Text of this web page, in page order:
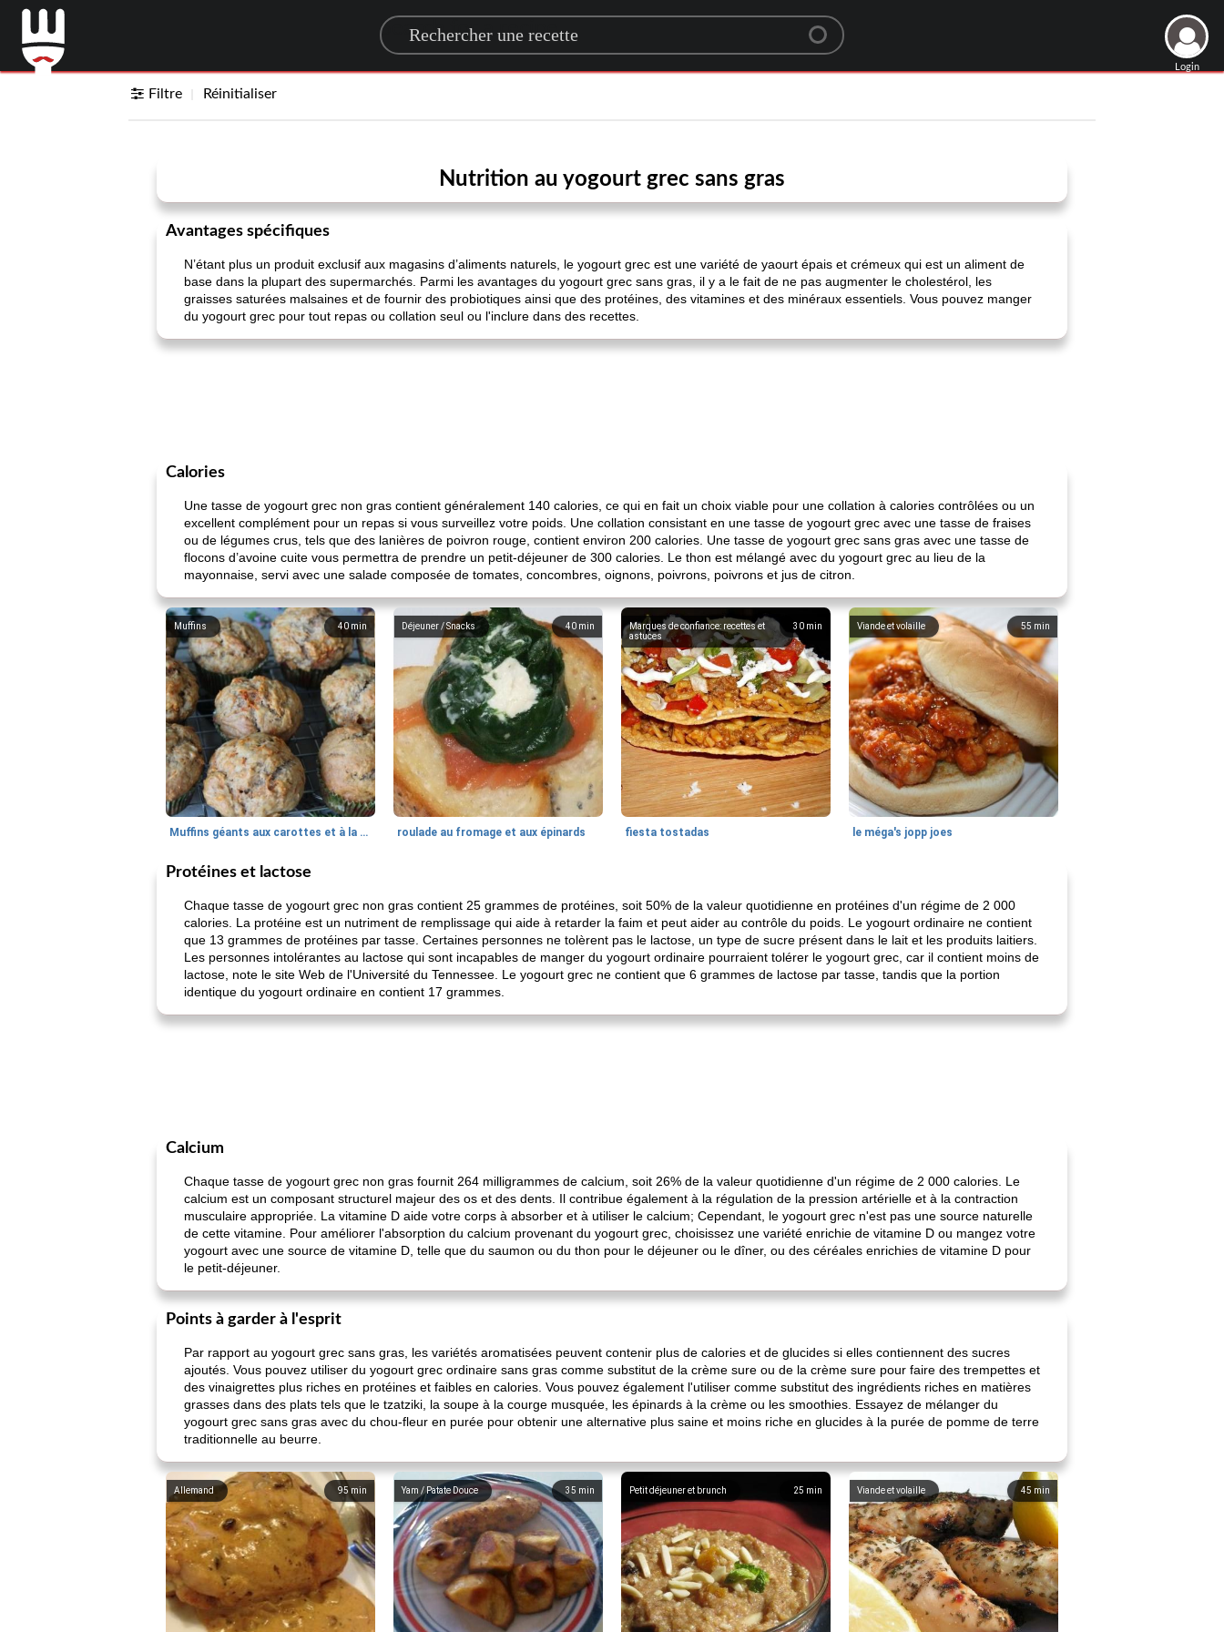
Search for a recipe
Login
Filtre Réinitialiser
Nutrition au yogourt grec sans gras
Avantages spécifiques
N’étant plus un produit exclusif aux magasins d’aliments naturels, le yogourt grec est une variété de yaourt épais et crémeux qui est un aliment de
base dans la plupart des supermarchés. Parmi les avantages du yogourt grec sans gras, il y a le fait de ne pas augmenter le cholestérol, les
graisses saturées malsaines et de fournir des probiotiques ainsi que des protéines, des vitamines et des minéraux essentiels. Vous pouvez manger
du yogourt grec pour tout repas ou collation seul ou l'inclure dans des recettes.
Calories
Une tasse de yogourt grec non gras contient généralement 140 calories, ce qui en fait un choix viable pour une collation à calories contrôlées ou un
excellent complément pour un repas si vous surveillez votre poids. Une collation consistant en une tasse de yogourt grec avec une tasse de fraises
ou de légumes crus, tels que des lanières de poivron rouge, contient environ 200 calories. Une tasse de yogourt grec sans gras avec une tasse de
flocons d’avoine cuite vous permettra de prendre un petit-déjeuner de 300 calories. Le thon est mélangé avec du yogourt grec au lieu de la
mayonnaise, servi avec une salade composée de tomates, concombres, oignons, poivrons, poivrons et jus de citron.
40 min
Muffins
Muffins géants aux carottes et à la banane de Nif
40 min
Déjeuner / Snacks
roulade au fromage et aux épinards
30 min
Marques de confiance: recettes et
astuces
fiesta tostadas
55 min
Viande et volaille
le méga's jopp joes
Protéines et lactose
Chaque tasse de yogourt grec non gras contient 25 grammes de protéines, soit 50% de la valeur quotidienne en protéines d'un régime de 2 000
calories. La protéine est un nutriment de remplissage qui aide à retarder la faim et peut aider au contrôle du poids. Le yogourt ordinaire ne contient
que 13 grammes de protéines par tasse. Certaines personnes ne tolèrent pas le lactose, un type de sucre présent dans le lait et les produits laitiers.
Les personnes intolérantes au lactose qui sont incapables de manger du yogourt ordinaire pourraient tolérer le yogourt grec, car il contient moins de
lactose, note le site Web de l'Université du Tennessee. Le yogourt grec ne contient que 6 grammes de lactose par tasse, tandis que la portion
identique du yogourt ordinaire en contient 17 grammes.
Calcium
Chaque tasse de yogourt grec non gras fournit 264 milligrammes de calcium, soit 26% de la valeur quotidienne d'un régime de 2 000 calories. Le
calcium est un composant structurel majeur des os et des dents. Il contribue également à la régulation de la pression artérielle et à la contraction
musculaire appropriée. La vitamine D aide votre corps à absorber et à utiliser le calcium; Cependant, le yogourt grec n'est pas une source naturelle
de cette vitamine. Pour améliorer l'absorption du calcium provenant du yogourt grec, choisissez une variété enrichie de vitamine D ou mangez votre
yogourt avec une source de vitamine D, telle que du saumon ou du thon pour le déjeuner ou le dîner, ou des céréales enrichies de vitamine D pour
le petit-déjeuner.
Points à garder à l'esprit
Par rapport au yogourt grec sans gras, les variétés aromatisées peuvent contenir plus de calories et de glucides si elles contiennent des sucres
ajoutés. Vous pouvez utiliser du yogourt grec ordinaire sans gras comme substitut de la crème sure ou de la crème sure pour faire des trempettes et
des vinaigrettes plus riches en protéines et faibles en calories. Vous pouvez également l'utiliser comme substitut des ingrédients riches en matières
grasses dans des plats tels que le tzatziki, la soupe à la courge musquée, les épinards à la crème ou les smoothies. Essayez de mélanger du
yogourt grec sans gras avec du chou-fleur en purée pour obtenir une alternative plus saine et moins riche en glucides à la purée de pomme de terre
traditionnelle au beurre.
95min
Allemand 35 min
Yam / Patate Douce 25 min
Petit déjeuner et brunch 45 min
Viande et volaille